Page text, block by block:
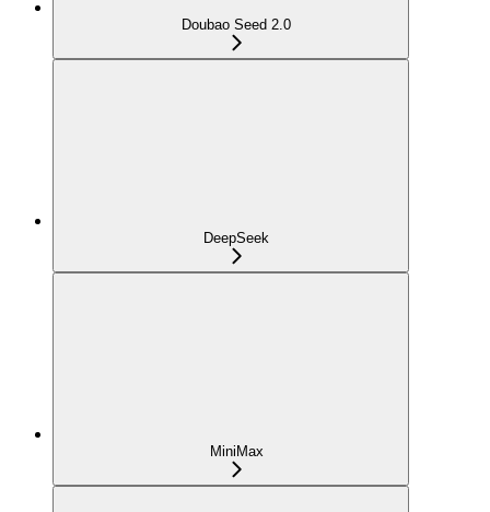
Doubao Seed 2.0
DeepSeek
MiniMax